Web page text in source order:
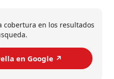
cobertura en los resultados
en Google ↗️